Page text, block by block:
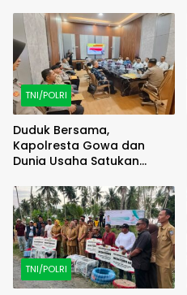
TNI/POLRI
Duduk Bersama,
Kapolresta Gowa dan
Dunia Usaha Satukan
TNI/POLRI